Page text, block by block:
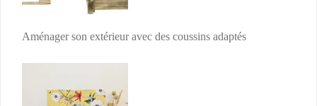
Aménager son extérieur avec des coussins adaptés